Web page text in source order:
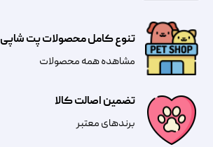
تضمین اصالت کالا
​​برندهای معتبر​​​​​​​
تنوع کامل محصولات پت شاپی
مشاهده همه محصولات